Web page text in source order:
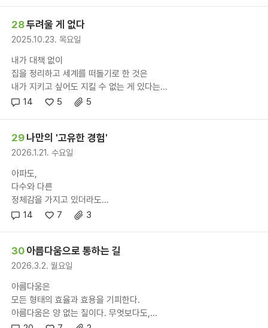
28두려울 게 없다
2025.10.23. 목요일
내가 대책 없이
집을 정리하고 세계를 떠돌기로 한 것은
내가 지키고 싶어도 지킬 수 없는 게 있다는...
14
5 5
29 나만의 '고유한 경험'
2026.1.21. 수요일
아파도,
다수와 다른
정체감을 가지고 있더라도...
14
7 3
30 아름다움으로 통하는 길
2026.3.2. 월요일
아름다움은
모든 형태의 효율과 효용을 기피한다.
아름다움은 양 없는 질이다. 무엇보다도,...